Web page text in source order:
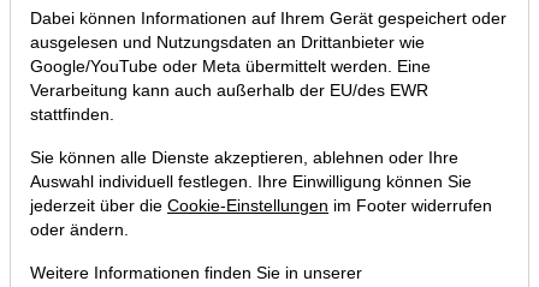
Hochs!
15.07.2021 um 10:53 Uhr | A. Zehetner
Dabei können Informationen auf Ihrem Gerät gespeichert oder
ausgelesen und Nutzungsdaten an Drittanbieter wie
Google/YouTube oder Meta übermittelt werden. Eine
Verarbeitung kann auch außerhalb der EU/des EWR
stattfinden.
Sie können alle Dienste akzeptieren, ablehnen oder Ihre
Auswahl individuell festlegen. Ihre Einwilligung können Sie
jederzeit über die Cookie-Einstellungen im Footer widerrufen
oder ändern.
Weitere Informationen finden Sie in unserer